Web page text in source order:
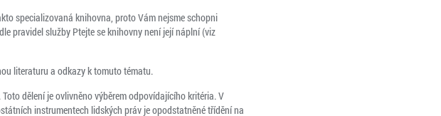
specializovaná knihovna, proto Vám nejsme schopni
pravidel služby Ptejte se knihovny není její náplní (viz
literaturu a odkazy k tomuto tématu.
dělení je ovlivněno výběrem odpovídajícího kritéria. V
instrumentech lidských práv je opodstatněné třídění na